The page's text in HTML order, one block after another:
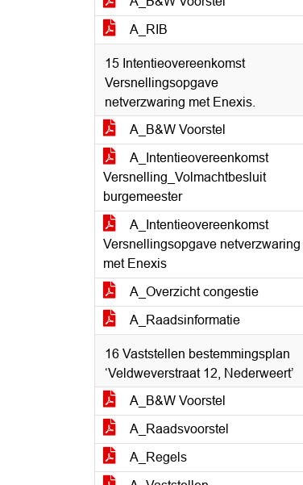
A_RIB
15 Intentieovereenkomst
Versnellingsopgave
netverzwaring met Enexis.
A_B&W Voorstel
A_Intentieovereenkomst
Versnelling_Volmachtbesluit
burgemeester
A_Intentieovereenkomst
Versnellingsopgave netverzwaring
met Enexis
A_Overzicht congestie
A_Raadsinformatie
16 Vaststellen bestemmingsplan
‘Veldweverstraat 12, Nederweert’
A_B&W Voorstel
A_Raadsvoorstel
A_Regels